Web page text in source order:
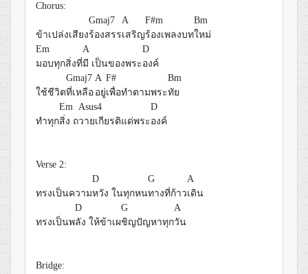
Chorus:
Gmaj7
A F#m
Bm
ข้าเปล่งเสียงร้องสรรเสริญร้องเพลงบทใหม่
Em
A
D
มอบทุกสิ่งที่มี เป็นของพระองค์
Gmaj7 A F#
Bm
ใช้ชีวิตที่เหลือ อยู่เพื่อทำตามพระทัย
Em Asus4
D
ทำทุกสิ่ง ถวายเกียรติแด่พระองค์
Verse 2:
D
G
A
ทรงเป็นความหวัง ในทุกหนทางที่ก้าวเดิน
D
G
A
ทรงเป็นพลัง ให้ข้าเผชิญปัญหาทุกวัน
Bridge: